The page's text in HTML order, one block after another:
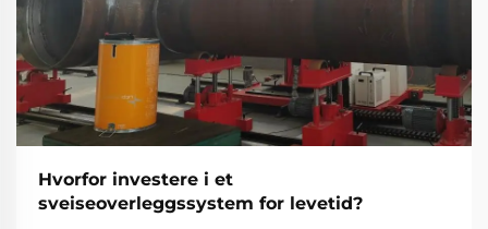
Hvorfor investere i et
sveiseoverleggssystem for levetid?